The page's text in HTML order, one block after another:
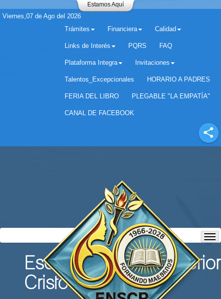
Estamos Aquí
Viernes,07 de Ago del 2026
Trámites
Financiera Calidad
Links de Interés PQRS FAQ
Plataforma Integra Invitaciones
Talentos_Excepcionales HORARIO A PADRES
FERIA DEL LIBRO PLEGABLE "LA EMPATÍA"
CANAL DE FACEBOOK
Escuela Normal Superior
Cristo Rey